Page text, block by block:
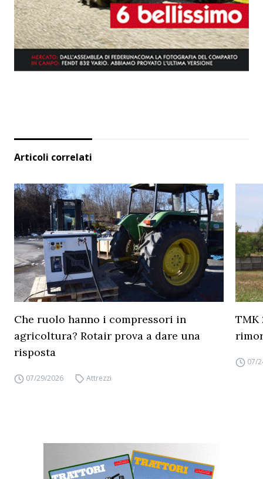
Articoli correlati
Che ruolo hanno i compressori in
agricoltura? Rotair prova a dare una
risposta
07/29/2026 Attrezzi
TMK
07/